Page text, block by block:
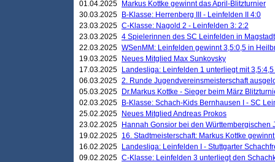
01.04.2025
Markus Kottke gewinnt das April-Blitzturnier
30.03.2025
B-Klasse: Herrenberg III - Leinfelden II 4:0
23.03.2025 C-Klasse: Nagold 2 - Leinfelden 3: 2:2
23.03.2025 4 Spielerinnen des SC Leinfelden in Magstadt
22.03.2025 WSenMM: Leinfelden gewinnt 3,5:0,5 in
19.03.2025
Neues Mitglied Max Sunkovsky
17.03.2025
Landesliga: Leinfelden 1 unterliegt mit
06.03.2025 2. Runde Jugendvereinsmeisterschaft
05.03.2025
Dr.Markus Kottke - Sieger beim März
02.03.2025
B-Klasse: Schach-Kids Bernhausen I - SC
25.02.2025
Neues Mitglied Andreas Prokos
23.02.2025
Hannah Gonsior bei den Württembergischen
19.02.2025 16. Stadtmeisterschaft: Markus Kottke
16.02.2025
Landesliga: Leinfelden I - Stuttgarter
09.02.2025 C-Klasse: Leinfelden 3 unterliegt den